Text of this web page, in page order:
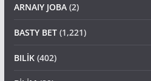
ARNAIY JOBA(2)
BASTY BET (1,221)
BILİK(402)